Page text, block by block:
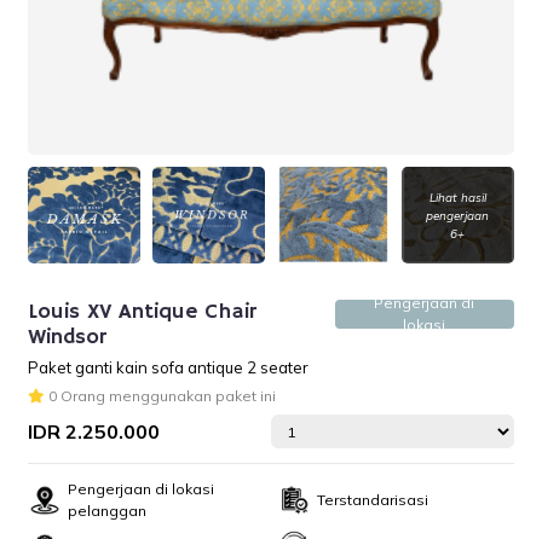
Lihat hasil
pengerjaan
6+
Louis XV Antique Chair
Windsor
Pengerjaan di
lokasi
Paket ganti kain sofa antique 2 seater
0 Orang menggunakan paket ini
IDR 2.250.000
Pengerjaan di lokasi
pelanggan
Terstandarisasi